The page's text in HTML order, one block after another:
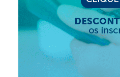
Contatos
Fale Conosco
NEP